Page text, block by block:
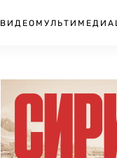
ВИДЕО МУЛЬТИМЕДИА